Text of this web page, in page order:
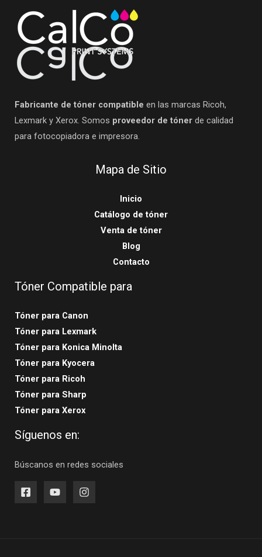
Fabricante de tóner compatible en las marcas Ricoh,
Lexmark y Xerox. Somos proveedor de tóner de calidad
para fotocopiadora e impresora.
Mapa de Sitio
Inicio
Catálogo de tóner
Venta de tóner
Blog
Contacto
Tóner Compatible para
Tóner para Canon
Tóner para Lexmark
Tóner para Konica Minolta
Tóner para Kyocera
Tóner para Ricoh
Tóner para Sharp
Tóner para Xerox
Síguenos en:
Búscanos en redes sociales